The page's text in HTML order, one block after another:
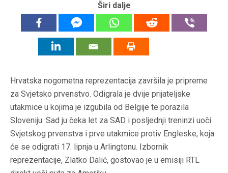
Širi dalje
Hrvatska nogometna reprezentacija završila je pripreme
za Svjetsko prvenstvo. Odigrala je dvije prijateljske
utakmice u kojima je izgubila od Belgije te porazila
Sloveniju. Sad ju čeka let za SAD i posljednji treninzi uoči
Svjetskog prvenstva i prve utakmice protiv Engleske, koja
će se odigrati 17. lipnja u Arlingtonu. Izbornik
reprezentacije, Zlatko Dalić, gostovao je u emisiji RTL